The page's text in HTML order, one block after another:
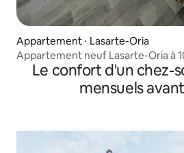
Appartement ⋅ Lasarte-Oria
Appartement neuf Lasarte-Oria à
Sébastien
Le confort d'un chez-
mensuels